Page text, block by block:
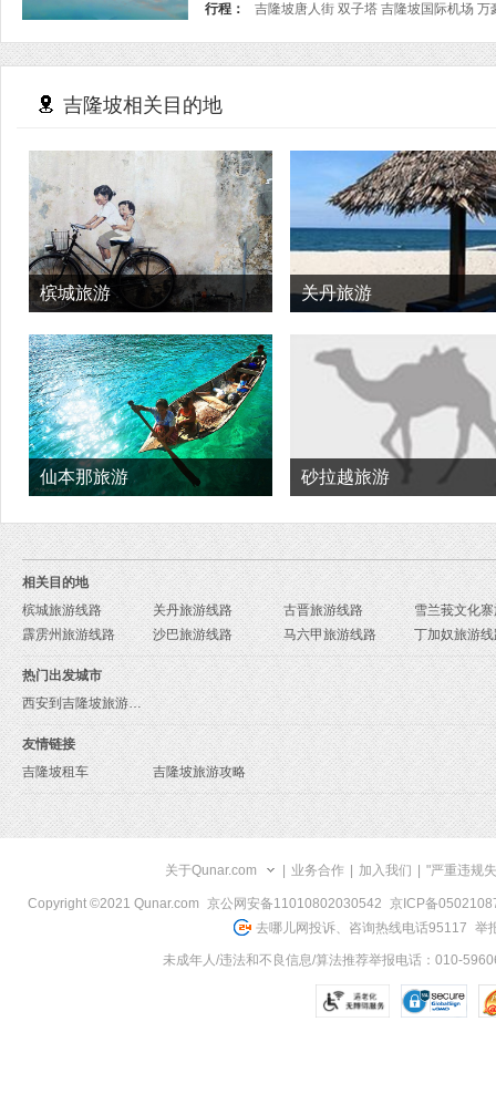
行程：
吉隆坡相关目的地
槟城旅游 关丹旅游
仙本那旅游 砂拉越旅游
相关目的地
槟城旅游线路
关丹旅游线路
古晋旅游线路
霹雳州旅游线路
沙巴旅游线路 马六甲旅游线路 丁加奴旅游
热门出发城市
西安到吉隆坡旅游报价
友情链接
吉隆坡租车
吉隆坡旅游攻略
关于Qunar.com 业务合作 加入我们 "严重违规
Copyright ©2021 Qunar.com 京公网安备11010802030542
京ICP备
去哪儿网投诉、咨询热线电话95117 举
未成年人/违法和不良信息/算法推荐举报电话：010-